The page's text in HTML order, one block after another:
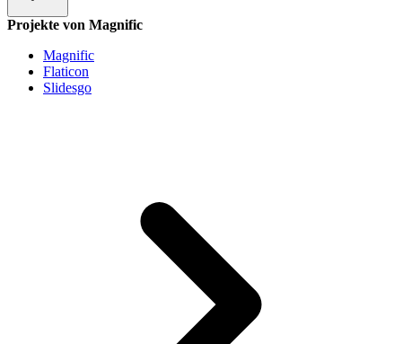
Projekte von Magnific
Magnific
Flaticon
Slidesgo